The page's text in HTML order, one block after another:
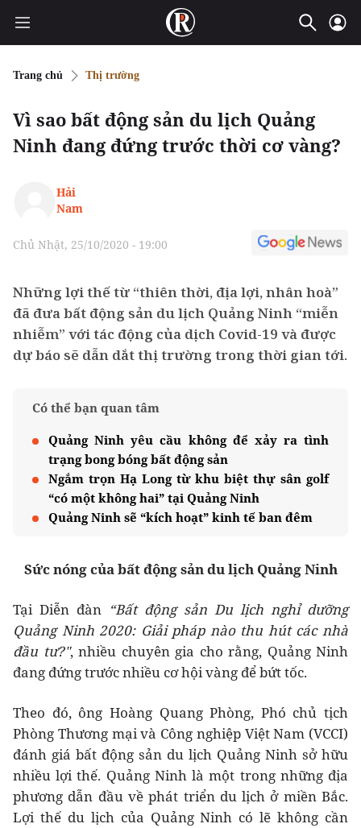
Trang chủ Thị trường
Vì sao bất động sản du lịch Quảng
Ninh đang đứng trước thời cơ vàng?
Hải
Nam
Chủ Nhật, 25/10/2020 - 19:00
Những lợi thế từ “thiên thời, địa lợi, nhân hoà”
đã đưa bất động sản du lịch Quảng Ninh “miễn
nhiễm” với tác động của dịch Covid-19 và được
dự báo sẽ dẫn dắt thị trường trong thời gian tới.
Có thể bạn quan tâm
Quảng Ninh yêu cầu không để xảy ra tình
trạng bong bóng bất động sản
Ngắm trọn Hạ Long từ khu biệt thự sân golf
“có một không hai” tại Quảng Ninh
Quảng Ninh sẽ “kích hoạt” kinh tế ban đêm
Sức nóng của bất động sản du lịch Quảng Ninh
Tại Diễn đàn “Bất động sản Du lịch nghỉ dưỡng
Quảng Ninh 2020: Giải pháp nào thu hút các nhà
đầu tư?", nhiều chuyên gia cho rằng, Quảng Ninh
đang đứng trước nhiều cơ hội vàng để bứt tốc.
Theo đó, ông Hoàng Quang Phòng, Phó chủ tịch
Phòng Thương mại và Công nghiệp Việt Nam (VCCI)
đánh giá bất động sản du lịch Quảng Ninh sở hữu
nhiều lợi thế. Quảng Ninh là một trong những địa
phương dẫn đầu về phát triển du lịch ở miền Bắc.
Lợi thế du lịch của Quảng Ninh có lẽ không cần